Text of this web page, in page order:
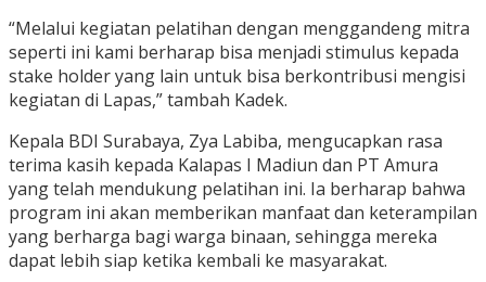
“Melalui kegiatan pelatihan dengan menggandeng mitra
seperti ini kami berharap bisa menjadi stimulus kepada
stake holder yang lain untuk bisa berkontribusi mengisi
kegiatan di Lapas,” tambah Kadek.
Kepala BDI Surabaya, Zya Labiba, mengucapkan rasa
terima kasih kepada Kalapas I Madiun dan PT Amura
yang telah mendukung pelatihan ini. Ia berharap bahwa
program ini akan memberikan manfaat dan keterampilan
yang berharga bagi warga binaan, sehingga mereka
dapat lebih siap ketika kembali ke masyarakat.